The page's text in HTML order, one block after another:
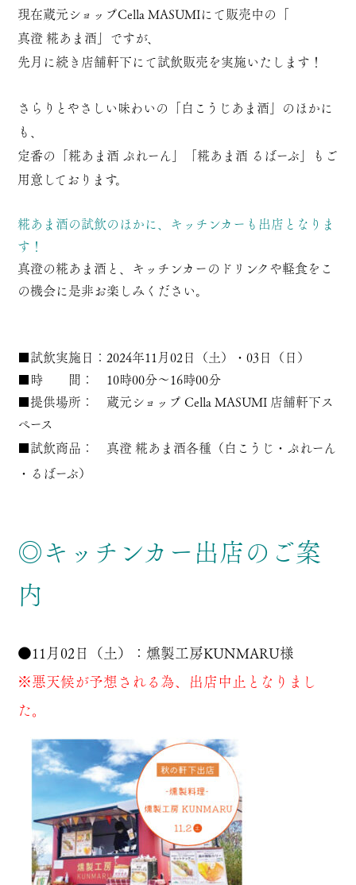
現在蔵元ショップCella MASUMIにて販売中の「
真澄 糀あま酒 」ですが、
先月に続き店舗軒下にて試飲販売を実施いたします！
さらりとやさしい味わいの「 白こうじあま酒 」のほかに
も、
定番の「 糀あま酒 ぷれーん 糀あま酒 るばーぶ 」もご
用意しております。
糀あま酒の試飲のほかに、キッチンカーも出店となりま
す！
真澄の糀あま酒と、キッチンカーのドリンクや軽食をこ
の機会に是非お楽しみください。
■試飲実施日：2024年11月02日（土）・03日（日）
■時 間： 10時00分～16時00分
■提供場所： 蔵元ショップ Cella MASUMI 店舗軒下ス
ペース
■試飲商品： 真澄 糀あま酒各種 （ 白こうじ ・
ぷれーん
・
るばーぶ）
◎キッチンカー出店のご案
内
●11月02日（土）： 燻製工房KUNMARU様
※悪天候が予想される為、出店中止となりまし
た。